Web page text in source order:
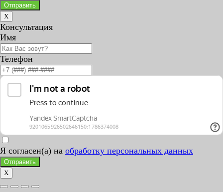
Отправить
X
Консультация
Имя
Телефон
Я согласен(а) на обработку персональных данных
Отправить
X